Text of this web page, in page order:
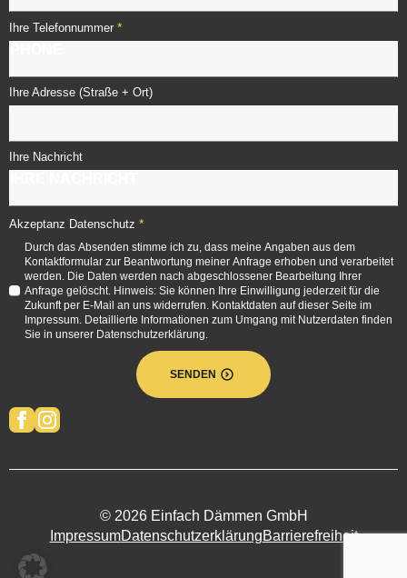
Ihre Telefonnummer *
Ihre Adresse (Straße + Ort)
Ihre Nachricht
Akzeptanz Datenschutz *
Durch das Absenden stimme ich zu, dass meine Angaben aus dem
Kontaktformular zur Beantwortung meiner Anfrage erhoben und verarbeitet
werden. Die Daten werden nach abgeschlossener Bearbeitung Ihrer
Anfrage gelöscht. Hinweis: Sie können Ihre Einwilligung jederzeit für die
Zukunft per E-Mail an uns widerrufen. Kontaktdaten auf dieser Seite im
Impressum. Detaillierte Informationen zum Umgang mit Nutzerdaten finden
Sie in unserer Datenschutzerklärung.
SENDEN
© 2026 Einfach Dämmen GmbH
ImpressumDatenschutzerklärungBarrierefreiheit